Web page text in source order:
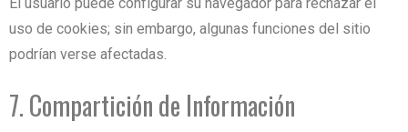
uso de cookies; sin embargo, algunas funciones del sitio
podrían verse afectadas.
7. Compartición de Información